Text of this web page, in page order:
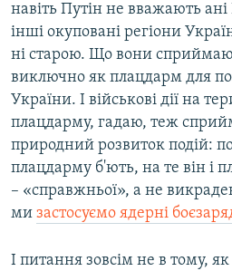
навіть Путін не вважають
інші окуповані регіони
ні старою. Що вони
виключно як плацдарм для
України. І військові дії на
плацдарму, гадаю, теж
природний розвиток подій:
плацдарму б'ють, на те він і
– «справжньої», а не
ми застосуємо ядерні
І питання зовсім не в тому,